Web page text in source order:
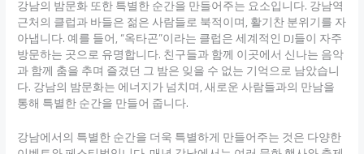
강남의 밤문화 또한 특별한 순간을 만들어주는 요소입니다. 강남역
근처의 클럽과 바들은 젊은 사람들로 북적이며, 활기찬 분위기를 자
아냅니다. 예를 들어, “옥타곤”이라는 클럽은 세계적인 DJ들이 자주
방문하는 곳으로 유명합니다. 친구들과 함께 이곳에서 신나는 음악
과 함께 춤을 추며 즐겼던 그 밤은 잊을 수 없는 기억으로 남았습니
다. 강남의 밤문화는 에너지가 넘치며, 새로운 사람들과의 만남을
통해 특별한 순간을 만들어 줍니다.
강남에서의 특별한 순간을 더욱 특별하게 만들어주는 것은 다양한